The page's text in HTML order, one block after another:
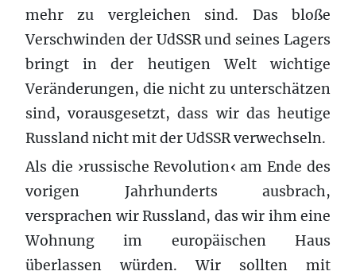
mehr zu vergleichen sind. Das bloße
Verschwinden der UdSSR und seines Lagers
bringt in der heutigen Welt wichtige
Veränderungen, die nicht zu unterschätzen
sind, vorausgesetzt, dass wir das heutige
Russland nicht mit der UdSSR verwechseln.
Als die ›russische Revolution‹ am Ende des
vorigen Jahrhunderts ausbrach,
versprachen wir Russland, das wir ihm eine
Wohnung im europäischen Haus
überlassen würden. Wir sollten mit